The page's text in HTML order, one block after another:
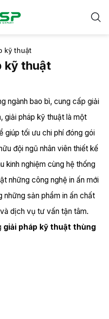
kỹ thuật
kỹ thuật
ngành bao bì, cung cấp giải
giải pháp kỹ thuật là một
giúp tối ưu chi phí đóng gói
đội ngũ nhân viên thiết kế
kinh nghiệm cùng hệ thống
những công nghệ in ấn mới
những sản phẩm in ấn chất
dịch vụ tư vấn tận tâm.
giải pháp kỹ thuật thùng